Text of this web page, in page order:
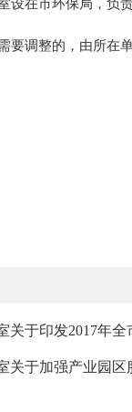
在市环保局，负
调整的，由所在
关于印发2017年
关于加强产业园